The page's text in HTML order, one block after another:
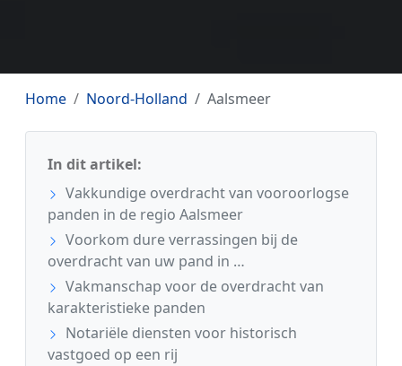
Home Noord-Holland Aalsmeer
In dit artikel:
Vakkundige overdracht van vooroorlogse
panden in de regio Aalsmeer
Voorkom dure verrassingen bij de
overdracht van uw pand in …
Vakmanschap voor de overdracht van
karakteristieke panden
Notariële diensten voor historisch
vastgoed op een rij